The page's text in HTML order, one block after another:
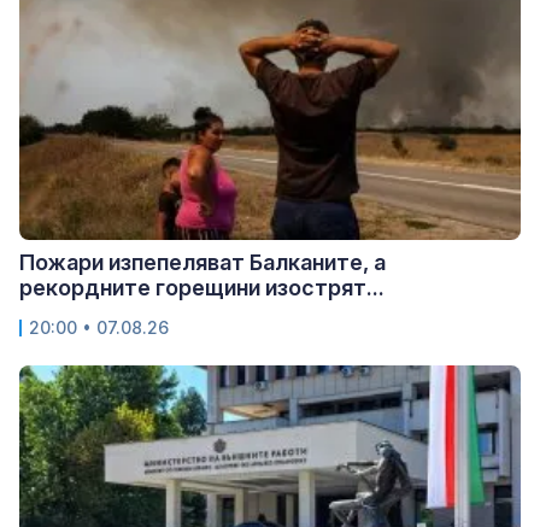
Пожари изпепеляват Балканите, а
рекордните горещини изострят...
20:00 • 07.08.26